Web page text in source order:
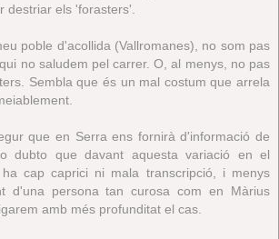
destriar els 'forasters'.
poble d'acollida (Vallromanes), no som pas
no saludem pel carrer. O, al menys, no pas
Sembla que és un mal costum que arrela
que en Serra ens fornirà d'informació de
dubto que davant aquesta variació en el
cap caprici ni mala transcripció, i menys
d'una persona tan curosa com en Màrius
amb més profunditat el cas.